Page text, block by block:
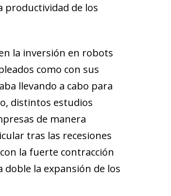
productividad de los
la inversión en robots
como con sus
llevando a cabo para
distintos estudios
de manera
tras las recesiones
la fuerte contracción
la expansión de los